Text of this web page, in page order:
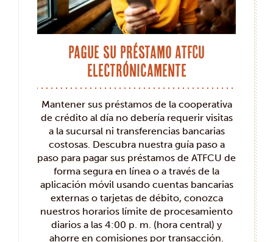
Pague su préstamo ATFCU
electrónicamente
Mantener sus préstamos de la cooperativa
de crédito al día no debería requerir visitas
a la sucursal ni transferencias bancarias
costosas. Descubra nuestra guía paso a
paso para pagar sus préstamos de ATFCU de
forma segura en línea o a través de la
aplicación móvil usando cuentas bancarias
externas o tarjetas de débito, conozca
nuestros horarios límite de procesamiento
diarios a las 4:00 p. m. (hora central) y
ahorre en comisiones por transacción.